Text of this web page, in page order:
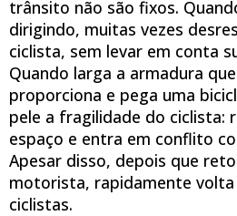
trânsito não são fixos.
dirigindo, muitas vezes
ciclista, sem levar em conta
Quando larga a armadura
proporciona e pega uma
pele a fragilidade do ciclista:
espaço e entra em conflito
Apesar disso, depois que
motorista, rapidamente
ciclistas.